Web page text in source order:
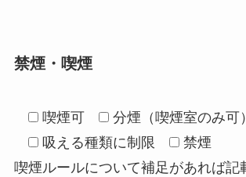
禁煙・喫煙
喫煙可
分煙（喫煙室のみ可）
吸える種類に制限
禁煙
喫煙ルールについて補足があれば記